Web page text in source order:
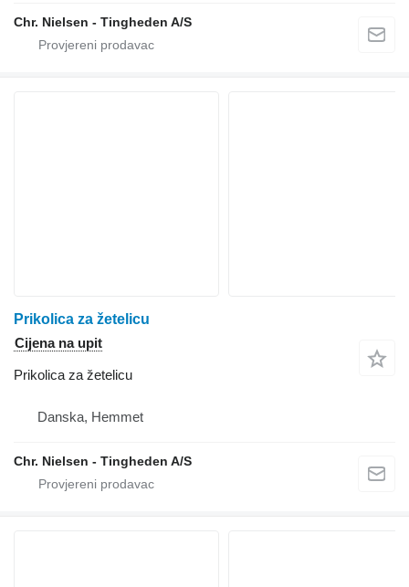
Chr. Nielsen - Tingheden A/S
Prikolica za žetelicu
Cijena na upit
Prikolica za žetelicu
Danska, Hemmet
Chr. Nielsen - Tingheden A/S